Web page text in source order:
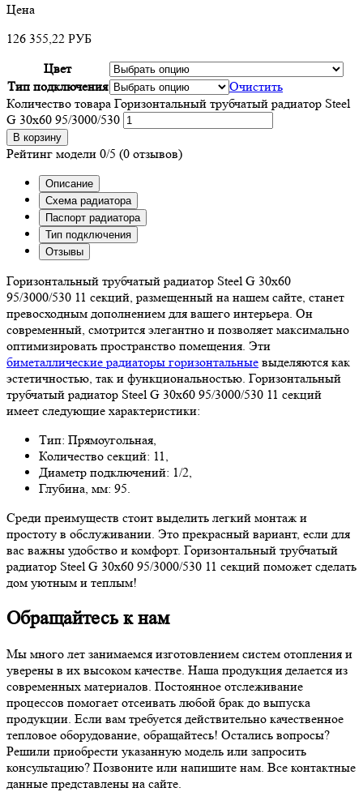
Цена
126 355,22 РУБ
Цвет
Тип подключения
Очистить
Количество товара Горизонтальный трубчатый радиатор Steel
G 30х60 95/3000/530
В корзину
Рейтинг модели 0/5 (0 отзывов)
Описание
Схема радиатора
Паспорт радиатора
Тип подключения
Отзывы
Горизонтальный трубчатый радиатор Steel G 30х60
95/3000/530 11 секций, размещенный на нашем сайте, станет
превосходным дополнением для вашего интерьера. Он
современный, смотрится элегантно и позволяет максимально
оптимизировать пространство помещения. Эти
биметаллические радиаторы горизонтальные выделяются как
эстетичностью, так и функциональностью. Горизонтальный
трубчатый радиатор Steel G 30х60 95/3000/530 11 секций
имеет следующие характеристики:
Тип: Прямоугольная,
Количество секций: 11,
Диаметр подключений: 1/2,
Глубина, мм: 95.
Среди преимуществ стоит выделить легкий монтаж и
простоту в обслуживании. Это прекрасный вариант, если для
вас важны удобство и комфорт. Горизонтальный трубчатый
радиатор Steel G 30х60 95/3000/530 11 секций поможет сделать
дом уютным и теплым!
Обращайтесь к нам
Мы много лет занимаемся изготовлением систем отопления и
уверены в их высоком качестве. Наша продукция делается из
современных материалов. Постоянное отслеживание
процессов помогает отсеивать любой брак до выпуска
продукции. Если вам требуется действительно качественное
тепловое оборудование, обращайтесь! Остались вопросы?
Решили приобрести указанную модель или запросить
консультацию? Позвоните или напишите нам. Все контактные
данные представлены на сайте.